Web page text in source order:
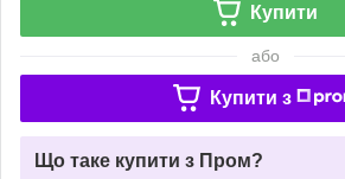
Купити
або
Купити з
Що таке купити з Пром?